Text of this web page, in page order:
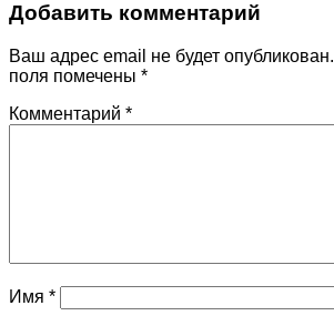
Добавить комментарий
Ваш адрес email не будет опубликован.
поля помечены *
Комментарий *
Имя *